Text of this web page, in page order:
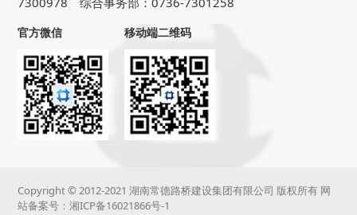
官方微信 移动端二维码
Copyright © 2012-2021 湖南常德路桥建设集团有限公司 版权所有 网
站备案号：湘ICP备16021866号-1